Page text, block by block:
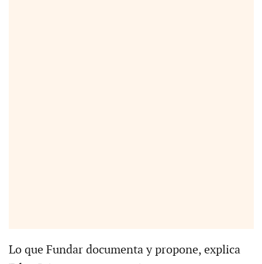
Lo que Fundar documenta y propone, explica